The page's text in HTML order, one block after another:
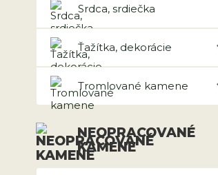
Srdca, srdiečka
Ťažítka, dekorácie
Tromlované kamene
NEOPRACOVANÉ
KAMENE